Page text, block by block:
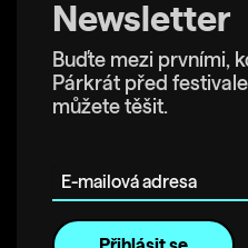
Newsletter
Buďte mezi prvními,
Párkrát před
můžete těšit.